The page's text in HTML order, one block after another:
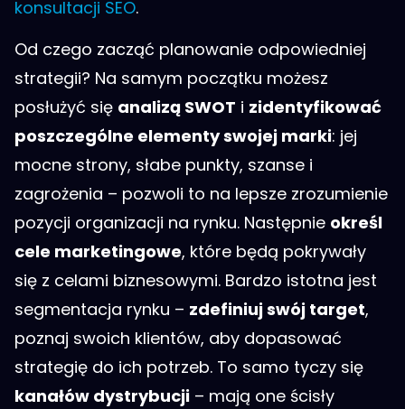
konsultacji SEO.
Od czego zacząć planowanie odpowiedniej
strategii? Na samym początku możesz
posłużyć się analizą SWOT i zidentyfikować
poszczególne elementy swojej marki: jej
mocne strony, słabe punkty, szanse i
zagrożenia – pozwoli to na lepsze zrozumienie
pozycji organizacji na rynku. Następnie określ
cele marketingowe, które będą pokrywały
się z celami biznesowymi. Bardzo istotna jest
segmentacja rynku – zdefiniuj swój target,
poznaj swoich klientów, aby dopasować
strategię do ich potrzeb. To samo tyczy się
kanałów dystrybucji – mają one ścisły